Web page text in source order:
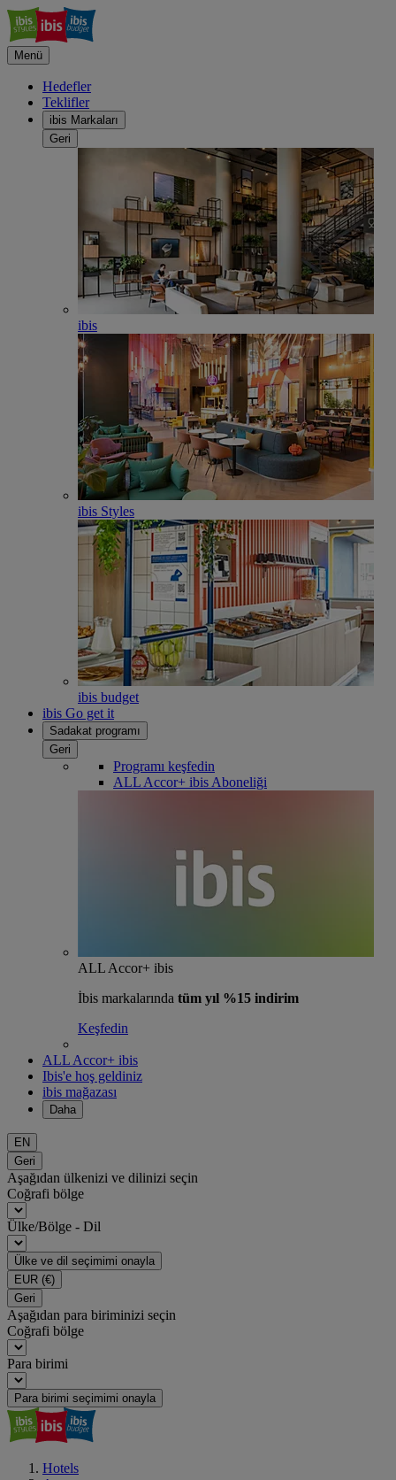
Menü
Hedefler
Teklifler
ibis Markaları
Geri
ibis
ibis Styles
ibis budget
ibis Go get it
Sadakat programı
Geri
Programı keşfedin
ALL Accor+ ibis Aboneliği
ALL Accor+ ibis
İbis markalarında tüm yıl %15 indirim
Keşfedin
ALL Accor+ ibis
Ibis'e hoş geldiniz
ibis mağazası
Daha
EN
Geri
Aşağıdan ülkenizi ve dilinizi seçin
Coğrafi bölge
Ülke/Bölge - Dil
Ülke ve dil seçimimi onayla
EUR (€)
Geri
Aşağıdan para biriminizi seçin
Coğrafi bölge
Para birimi
Para birimi seçimimi onayla
Hotels